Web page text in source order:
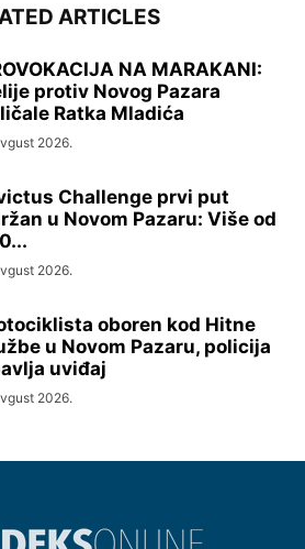
ARTICLES
NA MARAKANI:
protiv Novog Pazara
Ratka Mladića
2026.
Challenge prvi put
u Novom Pazaru: Više od
2026.
oboren kod Hitne
u Novom Pazaru, policija
uviđaj
2026.